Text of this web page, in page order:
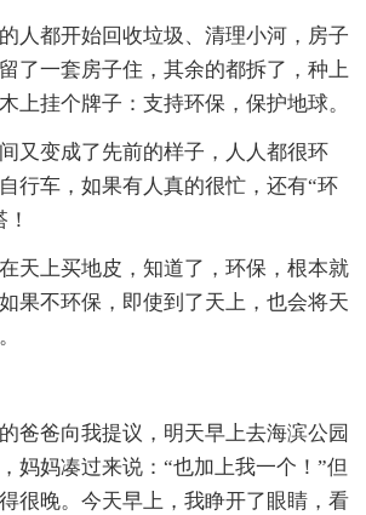
人都开始回收垃圾、清理小河，房子
了一套房子住，其余的都拆了，种上
上挂个牌子：支持环保，保护地球。
又变成了先前的样子，人人都很环
行车，如果有人真的很忙，还有“环
天上买地皮，知道了，环保，根本就
果不环保，即使到了天上，也会将天
爸爸向我提议，明天早上去海滨公园
妈妈凑过来说：“也加上我一个！”但
很晚。今天早上，我睁开了眼睛，看